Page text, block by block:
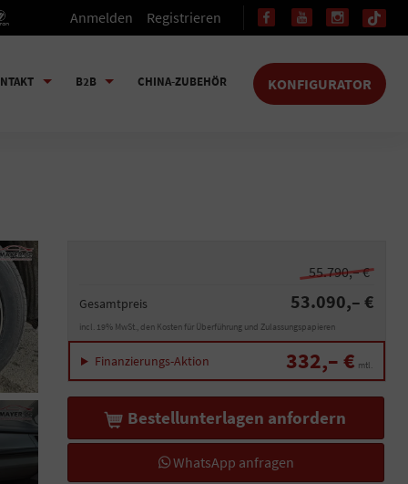
Anmelden Registrieren
B2B CHINA-ZUBEHÖR KONFIGURATOR
55.790,– €
Gesamtpreis 53.090,– €
incl. 19% MwSt., den Kosten für Überführung und Zulassungspapieren
332,– € mtl.
Finanzierungs-Aktion
WhatsApp anfragen
Bestellunterlagen anfordern